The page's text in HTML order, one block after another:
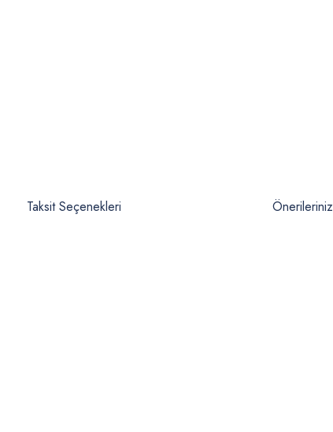
Taksit Seçenekleri Önerileriniz